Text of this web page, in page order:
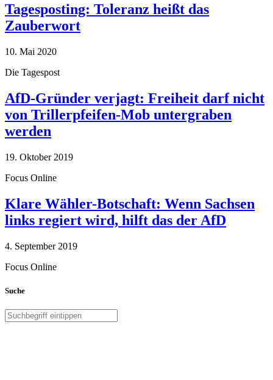
Tagesposting: Toleranz heißt das
Zauberwort
10. Mai 2020
Die Tagespost
AfD-Gründer verjagt: Freiheit darf nicht
von Trillerpfeifen-Mob untergraben
werden
19. Oktober 2019
Focus Online
Klare Wähler-Botschaft: Wenn Sachsen
links regiert wird, hilft das der AfD
4. September 2019
Focus Online
Suche